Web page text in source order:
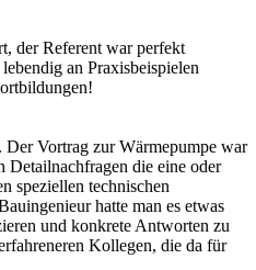
der Referent war perfekt
an Praxisbeispielen
Vortrag zur Wärmepumpe war
Detailnachfragen die eine oder
speziellen technischen
hatte man es etwas
und konkrete Antworten zu
Kollegen, die da für